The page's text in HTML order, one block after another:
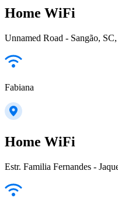
Home WiFi
Unnamed Road - Sangão,
Fabiana
Home WiFi
Estr. Familia Fernandes -